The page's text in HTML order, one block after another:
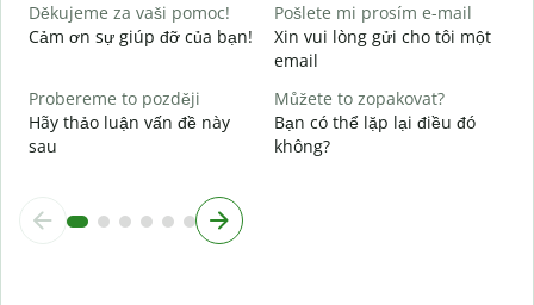
Děkujeme za vaši pomoc!
Cảm ơn sự giúp đỡ của bạn!
Pošlete mi prosím e-mail
Xin vui lòng gửi cho tôi một
email
Probereme to později
Hãy thảo luận vấn đề này
sau
Můžete to zopakovat?
Bạn có thể lặp lại điều đó
không?